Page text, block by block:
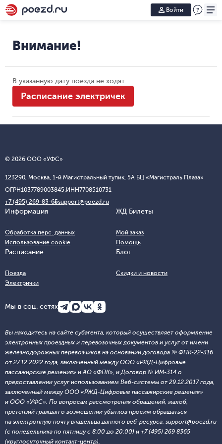
Войти
Внимание!
В указанную дату поезда не ходят.
Расписание электричек
© 2026 ООО «УФС»
123290, Москва, 1-й Магистральный тупик, 5А БЦ «Магистраль Плаза»
ОГРН1037789003845;ИНН7708510731
+7 (495) 269-83-65support@poezd.ru
Информация
Обработка перс. данных
Использование cookie
ЖД Билеты
Мой заказ
Помощь
Расписание
Поезда
Электрички
Блог
Скидки и новости
Мы в соц. сетях
Вы находитесь на сайте субагента, который осуществляет оформление
электронных проездных и перевозочных документов и услуг от имени
железнодорожных перевозчиков на основании договора № ФПК-22-316
от 27.12.2022 года, заключенный между ООО «РЖД-Цифровые
пассажирские решения» и АО «ФПК», и Договор № ИМ-314 о
предоставлении услуг использованием Веб-системы от 29.12.2017 года,
заключенный между ООО «РЖД-Цифровые пассажирские решения»
и ООО «УФС». По вопросам рассмотрения обращений, жалоб,
претензий граждан о возмещении убытков просим обращаться
на электронную почту владельца данного веб-ресурса: support@poezd.ru
(с понедельника по пятницу с 8:00 до 20:00) и +7 (495) 269 8365
(круглосуточный контакт-центр).